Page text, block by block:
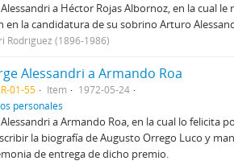
a Héctor Rojas Albornoz, en la cual
en la candidatura de su sobrino Arturo
Rodríguez (1896-1986)
Alessandri a Armando Roa
01-55 Item
1972-05-24
personales
a Armando Roa, en la cual lo felicita
la biografía de Augusto Orrego Luco y
de entrega de dicho premio.